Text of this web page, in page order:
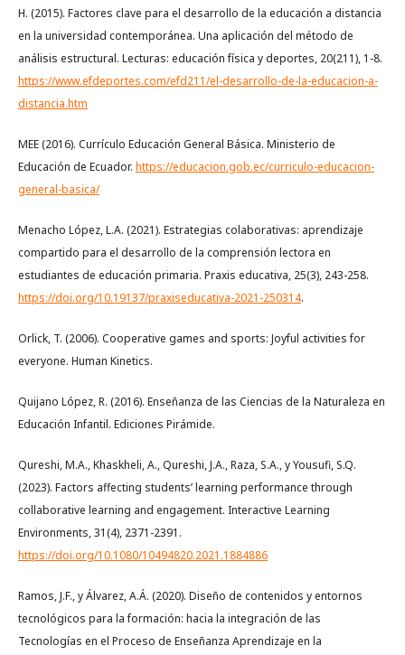
H. (2015). Factores clave para el desarrollo de la educación a distancia
en la universidad contemporánea. Una aplicación del método de
análisis estructural. Lecturas: educación física y deportes, 20(211), 1-8.
https://www.efdeportes.com/efd211/el-desarrollo-de-la-educacion-a-
distancia.htm
MEE (2016). Currículo Educación General Básica. Ministerio de
Educación de Ecuador. https://educacion.gob.ec/curriculo-educacion-
general-basica/
Menacho López, L.A. (2021). Estrategias colaborativas: aprendizaje
compartido para el desarrollo de la comprensión lectora en
estudiantes de educación primaria. Praxis educativa, 25(3), 243-258.
https://doi.org/10.19137/praxiseducativa-2021-250314.
Orlick, T. (2006). Cooperative games and sports: Joyful activities for
everyone. Human Kinetics.
Quijano López, R. (2016). Enseñanza de las Ciencias de la Naturaleza en
Educación Infantil. Ediciones Pirámide.
Qureshi, M.A., Khaskheli, A., Qureshi, J.A., Raza, S.A., y Yousufi, S.Q.
(2023). Factors affecting students’ learning performance through
collaborative learning and engagement. Interactive Learning
Environments, 31(4), 2371-2391.
https://doi.org/10.1080/10494820.2021.1884886
Ramos, J.F., y Álvarez, A.Á. (2020). Diseño de contenidos y entornos
tecnológicos para la formación: hacia la integración de las
Tecnologías en el Proceso de Enseñanza Aprendizaje en la